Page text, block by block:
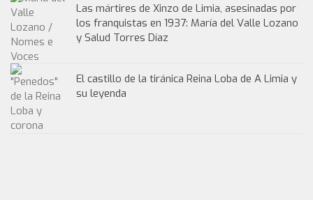
Las mártires de Xinzo de Limia, asesinadas por
los franquistas en 1937: María del Valle Lozano
y Salud Torres Díaz
El castillo de la tiránica Reina Loba de A Limia y
su leyenda